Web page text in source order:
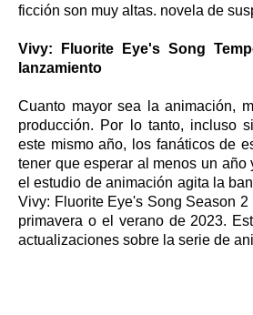
ficción son muy altas. novela de
Vivy: Fluorite Eye's Song
lanzamiento
Cuanto mayor sea la animación,
producción. Por lo tanto, incluso
este mismo año, los fanáticos de
tener que esperar al menos un año
el estudio de animación agita la
Vivy: Fluorite Eye's Song Season
primavera o el verano de 2023.
actualizaciones sobre la serie de